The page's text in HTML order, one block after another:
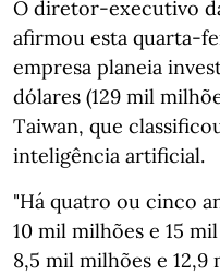
O diretor-executivo
afirmou esta quarta-
empresa planeia
dólares (129 mil
Taiwan, que
inteligência artificial.
"Há quatro ou cinco
10 mil milhões e 15
8,5 mil milhões e